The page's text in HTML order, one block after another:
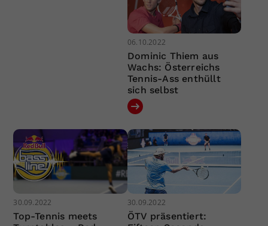
06.10.2022
Dominic Thiem aus
Wachs: Österreichs
Tennis-Ass enthüllt
sich selbst
30.09.2022
Top-Tennis meets
30.09.2022
ÖTV präsentiert: